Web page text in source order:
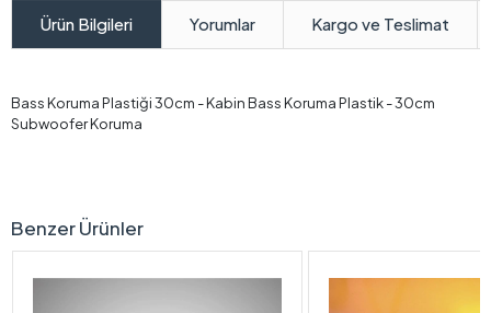
Ürün Bilgileri Yorumlar Kargo ve Teslimat
Bass Koruma Plastiği 30cm - Kabin Bass Koruma Plastik - 30cm
Subwoofer Koruma
Benzer Ürünler